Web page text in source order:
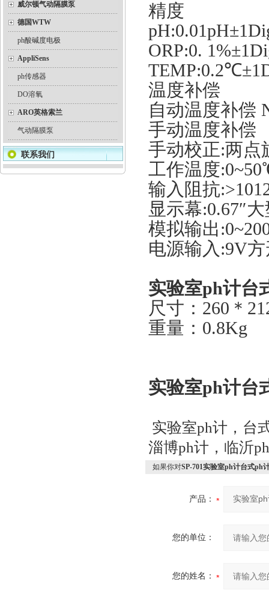
威尔顿气动隔膜泵
德国WTW
ph酸碱度电极
AppliSens
ph传感器
DO溶氧
ARO英格索兰
气动隔膜泵
联系我们
精度
ORP:0.
温度补偿
自动温度补偿
手动温度补偿
手动校正:两点
工作温度
输入阻抗
显示幕:0.67″
模拟输出
电源输入:9V
实验室ph计台
尺寸：260＊
重量：0.8Kg
实验室ph计台
实验室ph计，台
淄博ph计，临沂
如果你对SP-701实验室ph计台式ph
产品：
您的单位：
您的姓名：